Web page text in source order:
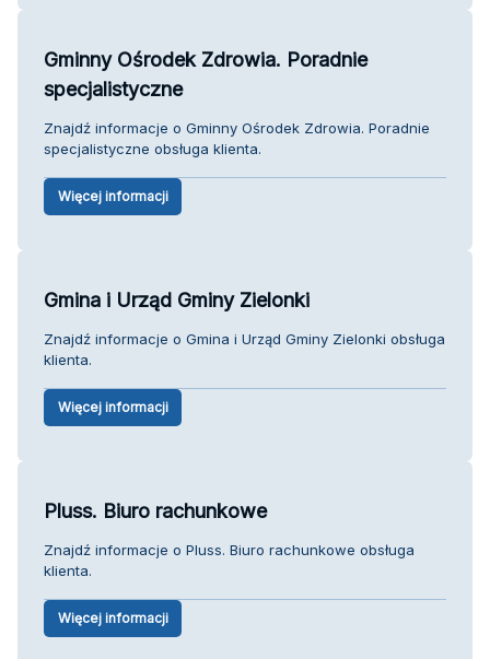
Gminny Ośrodek Zdrowia. Poradnie
specjalistyczne
Znajdź informacje o Gminny Ośrodek Zdrowia. Poradnie
specjalistyczne obsługa klienta.
Więcej informacji
Gmina i Urząd Gminy Zielonki
Znajdź informacje o Gmina i Urząd Gminy Zielonki obsługa
klienta.
Więcej informacji
Pluss. Biuro rachunkowe
Znajdź informacje o Pluss. Biuro rachunkowe obsługa
klienta.
Więcej informacji